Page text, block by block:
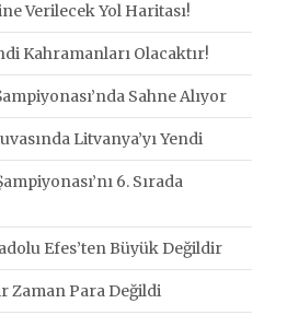
Verilecek Yol Haritası!
Kahramanları Olacaktır!
Sahne Alıyor
Litvanya’yı Yendi
6. Sırada
Efes’ten Büyük Değildir
Zaman Para Değildi